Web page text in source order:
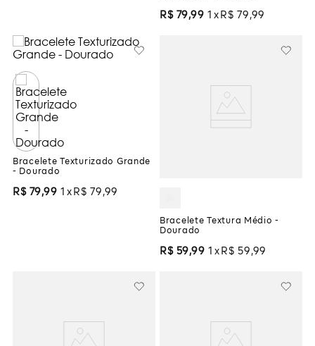
R$ 79,99 1 R$ 79 ,99
Bracelete Texturizado Grande
- Dourado
R$ 79,99 1 R$ 79 ,99
Bracelete Textura Médio -
Dourado
R$ 59,99 1 R$ 59 ,99